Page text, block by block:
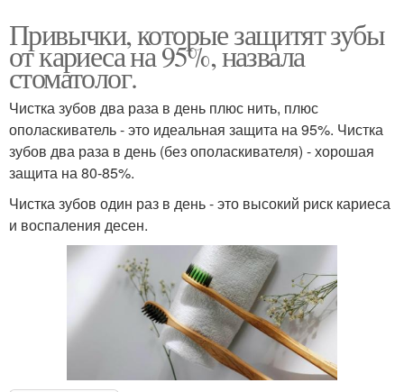
Привычки, которые защитят зубы
от кариеса на 95%, назвала
стоматолог.
Чистка зубов два раза в день плюс нить, плюс
ополаскиватель - это идеальная защита на 95%. Чистка
зубов два раза в день (без ополаскивателя) - хорошая
защита на 80-85%.
Чистка зубов один раз в день - это высокий риск кариеса
и воспаления десен.